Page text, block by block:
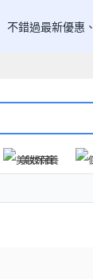
不錯過最新優惠
美妝保養